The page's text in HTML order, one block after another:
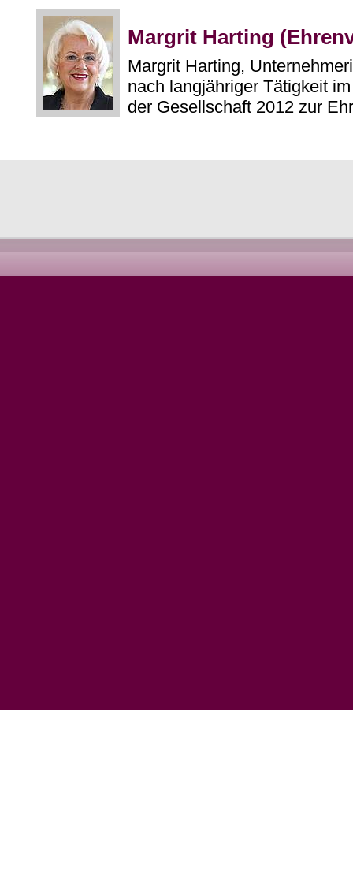
Margrit Harting
Margrit Harting,
nach langjähriger Tätigkeit
der Gesellschaft 2012 zur